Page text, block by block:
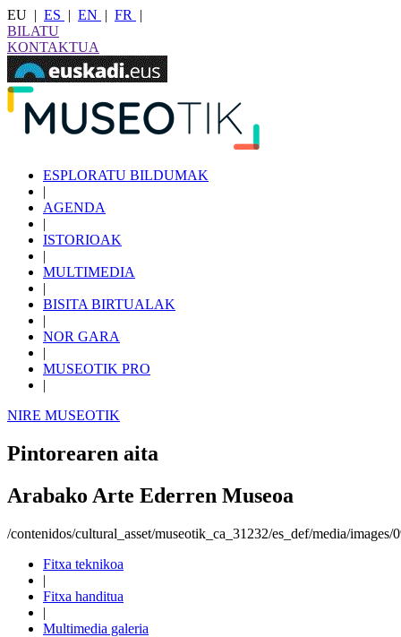
EU | ES | EN | FR
|
BILATU
KONTAKTUA
ESPLORATU BILDUMAK
|
AGENDA
|
ISTORIOAK
|
MULTIMEDIA
|
BISITA BIRTUALAK
|
NOR GARA
|
MUSEOTIK PRO
|
NIRE MUSEOTIK
Pintorearen aita
Arabako Arte Ederren Museoa
/contenidos/cultural_asset/museotik_ca_31232/es_def/media/images/
Fitxa teknikoa
|
Fitxa handitua
|
Multimedia galeria